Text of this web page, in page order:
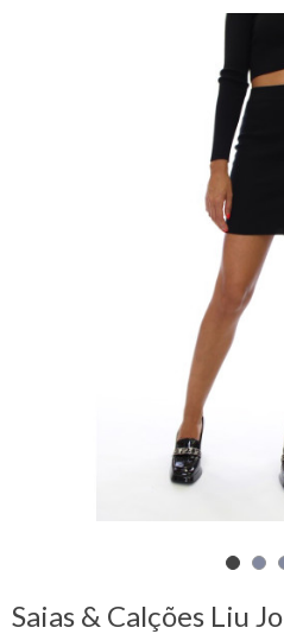
Registar
Carrinho
de
compras
Glispe
Mulher
Facebook
Saias & Calções Liu Jo